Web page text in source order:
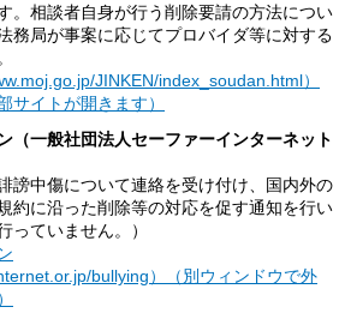
。相談者自身が行う削除要請の方法につい
務局が事案に応じてプロバイダ等に対する
JINKEN/index_soudan.html）
サイトが開きます）
（一般社団法人セーファーインターネット
謗中傷について連絡を受け付け、国内外の
約に沿った削除等の対応を促す通知を行い
っていません。）
bullying）（別ウィンドウで外